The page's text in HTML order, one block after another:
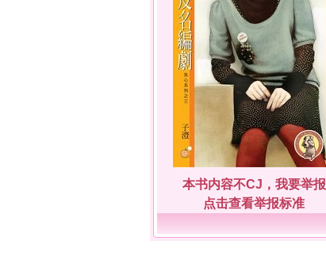
本书内容不CJ，我要举报
点击查看举报标准